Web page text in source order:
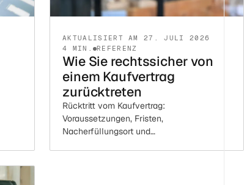
AKTUALISIERT AM 27. JULI 2026
4 MIN.
REFERENZ
Wie Sie rechtssicher von
einem Kaufvertrag
zurücktreten
Rücktritt vom Kaufvertrag:
Voraussetzungen, Fristen,
Nacherfüllungsort und